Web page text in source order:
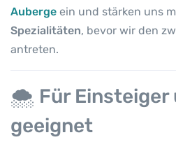
Auberge ein und stärken uns
Spezialitäten, bevor wir den
antreten.
🌨️ Für Einsteiger
geeignet